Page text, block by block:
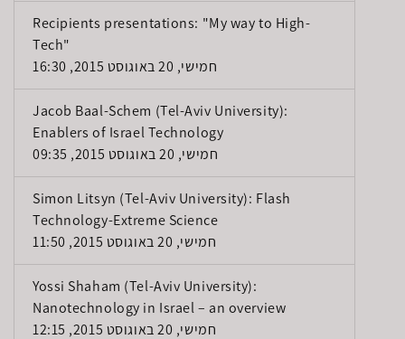
Recipients presentations: "My way to High-
Tech"
חמישי, 20 באוגוסט 2015, 16:30
Jacob Baal-Schem (Tel-Aviv University):
Enablers of Israel Technology
חמישי, 20 באוגוסט 2015, 09:35
Simon Litsyn (Tel-Aviv University): Flash
Technology-Extreme Science
חמישי, 20 באוגוסט 2015, 11:50
Yossi Shaham (Tel-Aviv University):
Nanotechnology in Israel – an overview
חמישי, 20 באוגוסט 2015, 12:15